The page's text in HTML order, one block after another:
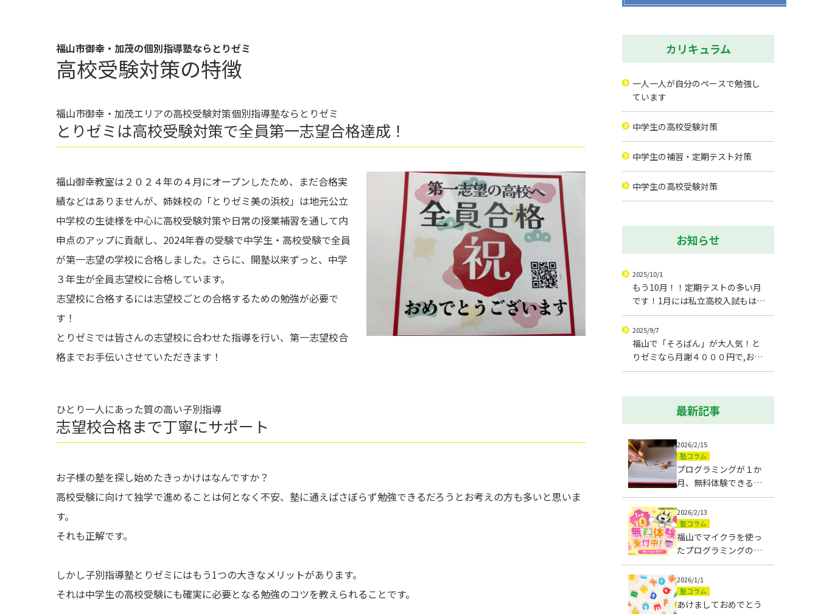
福山市御幸・加茂の個別指導塾ならとりゼミ
高校受験対策の特徴
福山市御幸・加茂エリアの高校受験対策個別指導塾ならとりゼミ
とりゼミは高校受験対策で全員第一志望合格達成！
福山御幸教室は２０２４年の４月にオープンしたため、まだ合格実
績などはありませんが、姉妹校の「とりゼミ美の浜校」は地元公立
中学校の生徒様を中心に高校受験対策や日常の授業補習を通して内
申点のアップに貢献し、2024年春の受験で中学生・高校受験で全員
が第一志望の学校に合格しました。さらに、開塾以来ずっと、中学
３年生が全員志望校に合格しています。
志望校に合格するには志望校ごとの合格するための勉強が必要で
す！
とりゼミでは皆さんの志望校に合わせた指導を行い、第一志望校合
格までお手伝いさせていただきます！
ひとり一人にあった質の高い子別指導
志望校合格まで丁寧にサポート
お子様の塾を探し始めたきっかけはなんですか？
高校受験に向けて独学で進めることは何となく不安、塾に通えばさぼらず勉強できるだろうとお考えの方も多いと思いま
す。
それも正解です。
しかし子別指導塾とりゼミにはもう1つの大きなメリットがあります。
それは中学生の高校受験にも確実に必要となる勉強のコツを教えられることです。
カリキュラム
一人一人が自分のペースで勉強し
ています
中学生の高校受験対策
中学生の補習・定期テスト対策
中学生の高校受験対策
お知らせ
2025/10/1
もう10月！！定期テストの多い月
です！1月には私立高校入試もはじ
まります！
2025/9/7
福山で「そろばん」が大人気！と
りゼミなら月謝４０００円で,お手
軽に始められます！
最新記事
2026/2/15
塾コラム
プログラミングが１か
月、無料体験できる福
山の学習塾、マイクラ
を使うので大人気で
す！
2026/2/13
塾コラム
福山でマイクラを使っ
たプログラミングの無
料体験ができます！
2026/1/1
塾コラム
あけましておめでとう